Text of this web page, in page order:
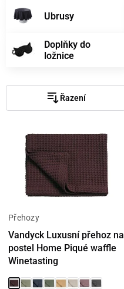
Ubrusy
Doplňky do
ložnice
Řazení
Přehozy
Vandyck Luxusní přehoz na
postel Home Piqué waffle
Winetasting